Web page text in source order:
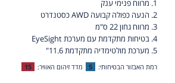
1. מרווח פנימי ענק
2. הנעה כפולה קבועה AWD כסטנדרט
3. מרווח גחון 22 ס"מ
4. בטיחות מתקדמת עם מערכת EyeSight
5. מערכת מולטימדיה מתקדמת 11.6"
רמת האבזור הבטיחותי: 5 מדד זיהום האוויר: 15